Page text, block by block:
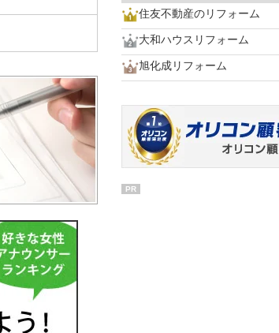
住友不動産のリフォーム
大和ハウスリフォーム
旭化成リフォーム
PR